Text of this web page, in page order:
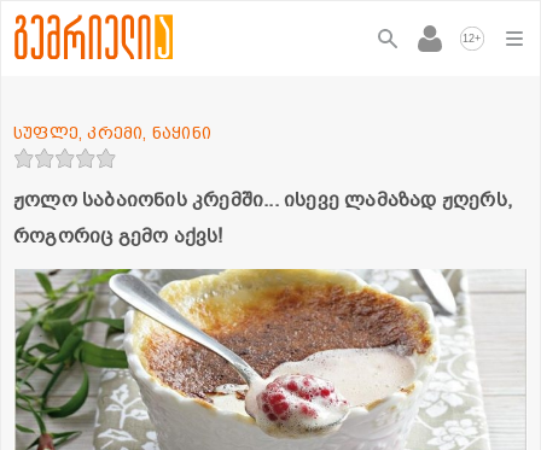
12+
ჟოლო საბაიონის კრემში... ისევე ლამაზად ჟღერს,
როგორიც გემო აქვს!
სუფლე, კრემი, ნაყინი